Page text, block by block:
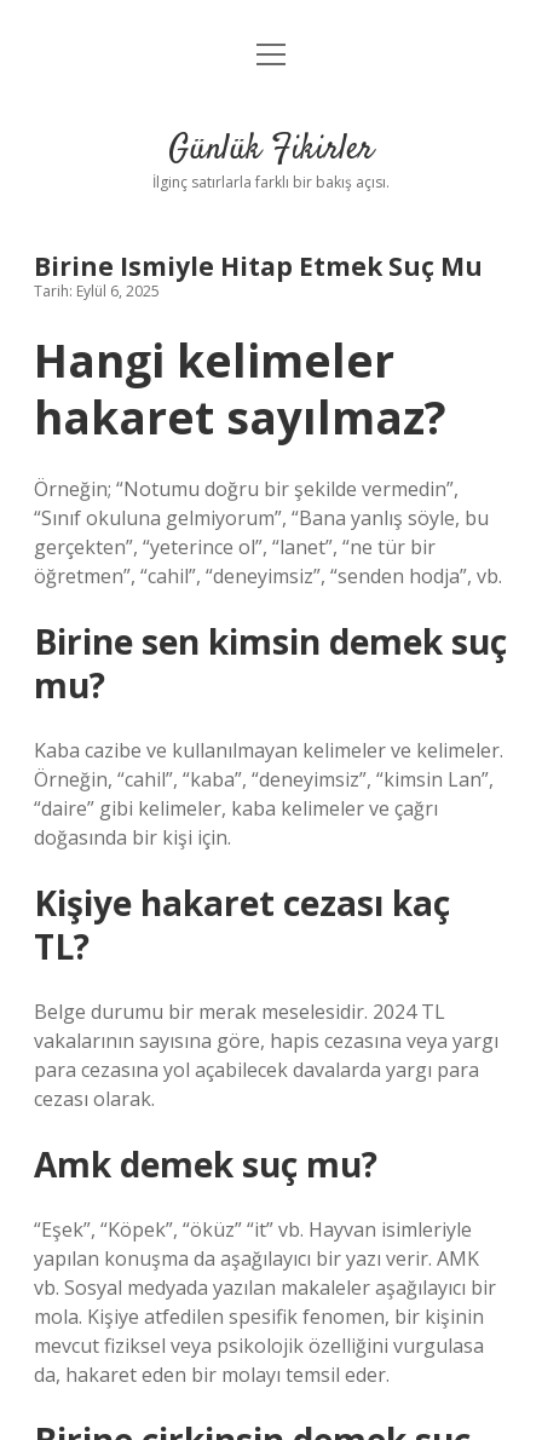
Anasayfa
Yasal Uyarı
menüyü
Günlük Fikirler
İlginç satırlarla farklı bir bakış açısı.
Birine Ismiyle Hitap Etmek Suç Mu
Tarih: Eylül 6, 2025
Hangi kelimeler
hakaret sayılmaz?
Örneğin; “Notumu doğru bir şekilde vermedin”,
“Sınıf okuluna gelmiyorum”, “Bana yanlış söyle, bu
gerçekten”, “yeterince ol”, “lanet”, “ne tür bir
öğretmen”, “cahil”, “deneyimsiz”, “senden hodja”, vb.
Birine sen kimsin demek suç
mu?
Kaba cazibe ve kullanılmayan kelimeler ve kelimeler.
Örneğin, “cahil”, “kaba”, “deneyimsiz”, “kimsin Lan”,
“daire” gibi kelimeler, kaba kelimeler ve çağrı
doğasında bir kişi için.
Kişiye hakaret cezası kaç
TL?
Belge durumu bir merak meselesidir. 2024 TL
vakalarının sayısına göre, hapis cezasına veya yargı
para cezasına yol açabilecek davalarda yargı para
cezası olarak.
Amk demek suç mu?
“Eşek”, “Köpek”, “öküz” “it” vb. Hayvan isimleriyle
yapılan konuşma da aşağılayıcı bir yazı verir. AMK
vb. Sosyal medyada yazılan makaleler aşağılayıcı bir
mola. Kişiye atfedilen spesifik fenomen, bir kişinin
mevcut fiziksel veya psikolojik özelliğini vurgulasa
da, hakaret eden bir molayı temsil eder.